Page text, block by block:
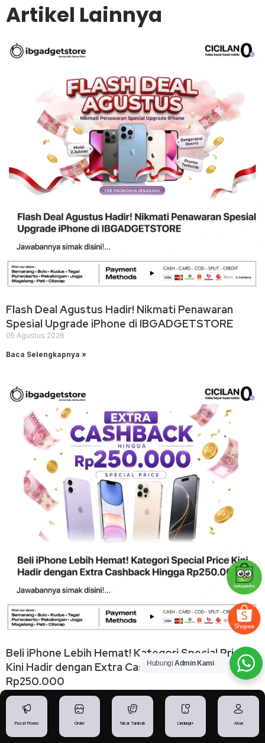
Artikel Lainnya
Flash Deal Agustus Hadir! Nikmati Penawaran
Spesial Upgrade iPhone di IBGADGETSTORE
05 Agustus 2026
Baca Selengkapnya »
Beli iPhone Lebih Hemat! Kategori Special Price
Kini Hadir dengan Extra Cashback Hingga
Rp250.000
Baca Selengkapnya »
Pusat Promo Order Tukar Tambah Lindungi+ Akun
Hubungi Admin Kami